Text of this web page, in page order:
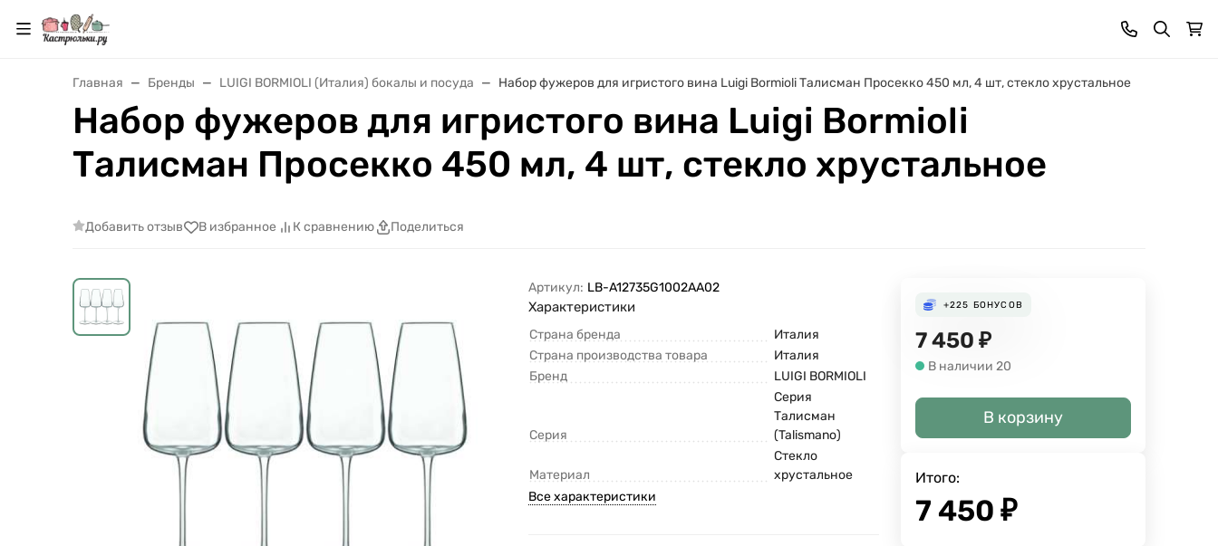
Главная Бренды LUIGI BORMIOLI (Италия) бокалы и посуда Набор фужеров для игристого вина Luigi Bormioli Талисман Просекко 450 мл, 4 шт, стекло хрустальное
Набор фужеров для игристого вина Luigi Bormioli
Талисман Просекко 450 мл, 4 шт, стекло хрустальное
Добавить отзыв В избранное К сравнению Поделиться
Артикул: LB-A12735G1002AA02
Характеристики
Страна бренда
Италия
Страна производства товара
Италия
Бренд
LUIGI BORMIOLI
Серия
Серия
Талисман
(Talismano)
Материал
Стекло
хрустальное
Все характеристики
+225 БОНУСОВ
7 450 ₽
В наличии 20
В корзину
Итого:
7 450 ₽